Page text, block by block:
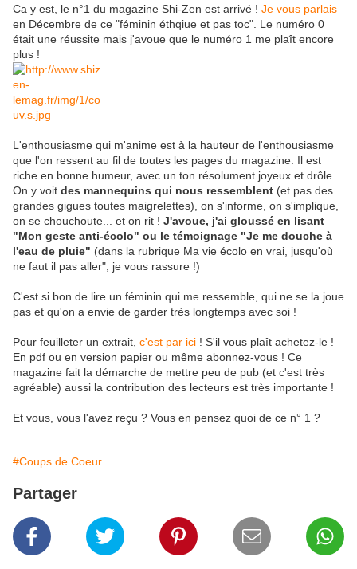
Ca y est, le n°1 du magazine Shi-Zen est arrivé ! Je vous parlais
en Décembre de ce "féminin éthqiue et pas toc". Le numéro 0
était une réussite mais j'avoue que le numéro 1 me plaît encore
plus !
L'enthousiasme qui m'anime est à la hauteur de l'enthousiasme
que l'on ressent au fil de toutes les pages du magazine. Il est
riche en bonne humeur, avec un ton résolument joyeux et drôle.
On y voit des mannequins qui nous ressemblent (et pas des
grandes gigues toutes maigrelettes), on s'informe, on s'implique,
on se chouchoute... et on rit ! J'avoue, j'ai gloussé en lisant
"Mon geste anti-écolo" ou le témoignage "Je me douche à
l'eau de pluie" (dans la rubrique Ma vie écolo en vrai, jusqu'où
ne faut il pas aller", je vous rassure !)
C'est si bon de lire un féminin qui me ressemble, qui ne se la joue
pas et qu'on a envie de garder très longtemps avec soi !
Pour feuilleter un extrait, c'est par ici ! S'il vous plaît achetez-le !
En pdf ou en version papier ou même abonnez-vous ! Ce
magazine fait la démarche de mettre peu de pub (et c'est très
agréable) aussi la contribution des lecteurs est très importante !
Et vous, vous l'avez reçu ? Vous en pensez quoi de ce n° 1 ?
#Coups de Coeur
Partager